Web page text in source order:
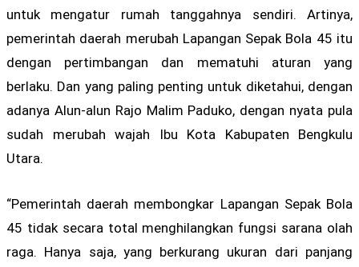
untuk mengatur rumah tanggahnya sendiri. Artinya,
pemerintah daerah merubah Lapangan Sepak Bola 45 itu
dengan pertimbangan dan mematuhi aturan yang
berlaku. Dan yang paling penting untuk diketahui, dengan
adanya Alun-alun Rajo Malim Paduko, dengan nyata pula
sudah merubah wajah Ibu Kota Kabupaten Bengkulu
Utara.
“Pemerintah daerah membongkar Lapangan Sepak Bola
45 tidak secara total menghilangkan fungsi sarana olah
raga. Hanya saja, yang berkurang ukuran dari panjang